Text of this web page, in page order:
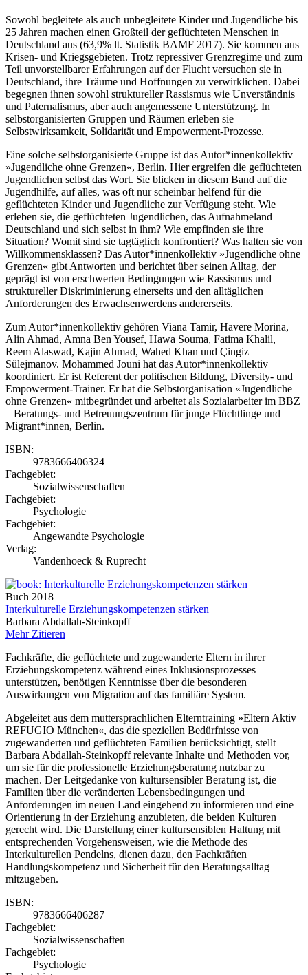
Sowohl begleitete als auch unbegleitete Kinder und Jugendliche bis
25 Jahren machen einen Großteil der geflüchteten Menschen in
Deutschland aus (63,9% lt. Statistik BAMF 2017). Sie kommen aus
Krisen- und Kriegsgebieten. Trotz repressiver Grenzregime und zum
Teil unvorstellbarer Erfahrungen auf der Flucht versuchen sie in
Deutschland, ihre Träume und Hoffnungen zu verwirklichen. Dabei
begegnen ihnen sowohl struktureller Rassismus wie Unverständnis
und Paternalismus, aber auch angemessene Unterstützung. In
selbstorganisierten Gruppen und Räumen erleben sie
Selbstwirksamkeit, Solidarität und Empowerment-Prozesse.
Eine solche selbstorganisierte Gruppe ist das Autor*innenkollektiv
»Jugendliche ohne Grenzen«, Berlin. Hier ergreifen die geflüchteten
Jugendlichen selbst das Wort. Sie blicken in diesem Band auf die
Jugendhilfe, auf alles, was oft nur scheinbar helfend für die
geflüchteten Kinder und Jugendliche zur Verfügung steht. Wie
erleben sie, die geflüchteten Jugendlichen, das Aufnahmeland
Deutschland und sich selbst in ihm? Wie empfinden sie ihre
Situation? Womit sind sie tagtäglich konfrontiert? Was halten sie von
Willkommensklassen? Das Autor*innenkollektiv »Jugendliche ohne
Grenzen« gibt Antworten und berichtet über seinen Alltag, der
geprägt ist von erschwerten Bedingungen wie Rassismus und
struktureller Diskriminierung einerseits und den alltäglichen
Anforderungen des Erwachsenwerdens andererseits.
Zum Autor*innenkollektiv gehören Viana Tamir, Havere Morina,
Alin Ahmad, Amna Ben Yousef, Hawa Souma, Fatima Khalil,
Reem Alaswad, Kajin Ahmad, Wahed Khan und Çingiz
Sülejmanov. Mohammed Jouni hat das Autor*innenkollektiv
koordiniert. Er ist Referent der politischen Bildung, Diversity- und
Empowerment-Trainer. Er hat die Selbstorganisation «Jugendliche
ohne Grenzen« mitbegründet und arbeitet als Sozialarbeiter im BBZ
– Beratungs- und Betreuungszentrum für junge Flüchtlinge und
Migrant*innen, Berlin.
ISBN:
9783666406324
Fachgebiet:
Sozialwissenschaften
Fachgebiet:
Psychologie
Fachgebiet:
Angewandte Psychologie
Verlag:
Vandenhoeck & Ruprecht
Buch 2018
Interkulturelle Erziehungskompetenzen stärken
Barbara Abdallah-Steinkopff
Mehr Zitieren
Fachkräfte, die geflüchtete und zugewanderte Eltern in ihrer
Erziehungskompetenz während eines Inklusionsprozesses
unterstützen, benötigen Kenntnisse über die besonderen
Auswirkungen von Migration auf das familiäre System.
Abgeleitet aus dem muttersprachlichen Elterntraining »Eltern Aktiv
REFUGIO München«, das die speziellen Bedürfnisse von
zugewanderten und geflüchteten Familien berücksichtigt, stellt
Barbara Abdallah-Steinkopff relevante Inhalte und Methoden vor,
um sie für die professionelle Erziehungsberatung nutzbar zu
machen. Der Leitgedanke von kultursensibler Beratung ist, die
Familien über die veränderten Lebensbedingungen und
Anforderungen im neuen Land eingehend zu informieren und eine
Orientierung in der Erziehung anzubieten, die beiden Kulturen
gerecht wird. Die Darstellung einer kultursensiblen Haltung mit
entsprechenden Vorgehensweisen, wie die Methode des
Interkulturellen Pendelns, dienen dazu, den Fachkräften
Handlungskompetenz und Sicherheit für den Beratungsalltag
mitzugeben.
ISBN:
9783666406287
Fachgebiet:
Sozialwissenschaften
Fachgebiet:
Psychologie